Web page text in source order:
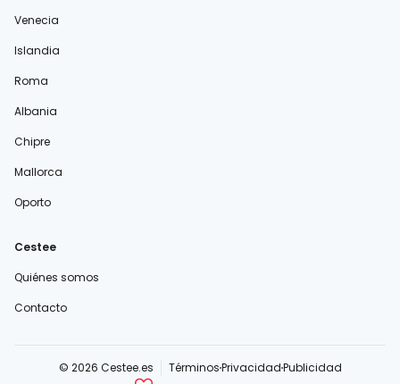
Venecia
Islandia
Roma
Albania
Chipre
Mallorca
Oporto
Cestee
Quiénes somos
Contacto
© 2026 Cestee.es TérminosPrivacidadPublicidad